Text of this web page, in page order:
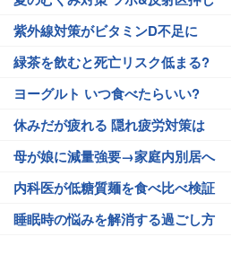
紫外線対策がビタミンD不足に
緑茶を飲むと死亡リスク低まる?
ヨーグルト いつ食べたらいい?
休みだが疲れる 隠れ疲労対策は
母が娘に減量強要→家庭内別居へ
内科医が低糖質麺を食べ比べ検証
睡眠時の悩みを解消する過ごし方